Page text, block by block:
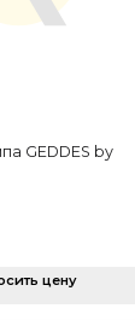
GEDDES by
цену